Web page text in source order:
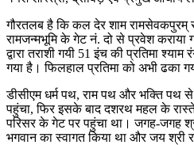
गौरतलब है कि कल देर शाम रामसेवकपुरम्
रामजन्मभूमि के गेट नं. दो से प्रवेश कराया
द्वारा तराशी गयी 51 इंच की प्रतिमा
गया है। फिलहाल प्रतिमा को अभी ढका
डीसीएम धर्म पथ, राम पथ और भक्ति पथ से
पहुंचा, फिर इसके बाद दशरथ महल के
परिसर के गेट पर पहुंचा था। जगह-जगह
भगवान का स्वागत किया था और जय श्री